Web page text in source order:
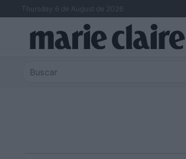
Thursday 6 de August de 2026